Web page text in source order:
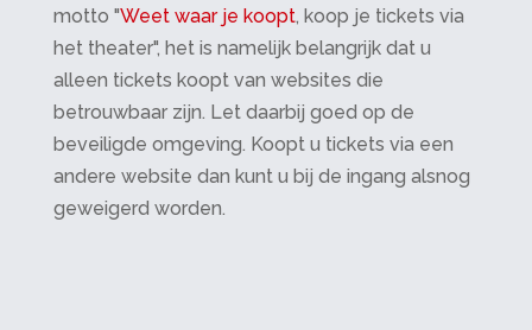
motto "Weet waar je koopt, koop je tickets via
het theater", het is namelijk belangrijk dat u
alleen tickets koopt van websites die
betrouwbaar zijn. Let daarbij goed op de
beveiligde omgeving. Koopt u tickets via een
andere website dan kunt u bij de ingang alsnog
geweigerd worden.